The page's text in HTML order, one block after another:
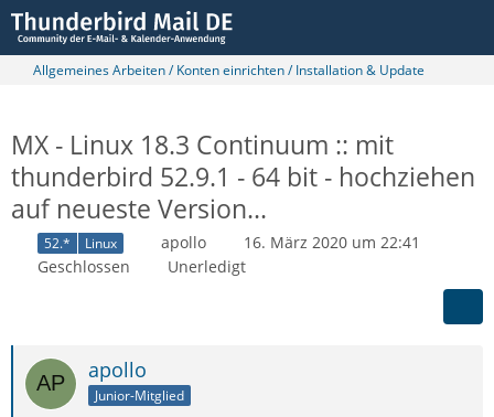
Allgemeines Arbeiten / Konten einrichten / Installation & Update
MX - Linux 18.3 Continuum :: mit
thunderbird 52.9.1 - 64 bit​​ - hochziehen
auf neueste Version...
52.* Linux apollo
16. März 2020 um 22:41
Geschlossen
Unerledigt
apollo
Junior-Mitglied